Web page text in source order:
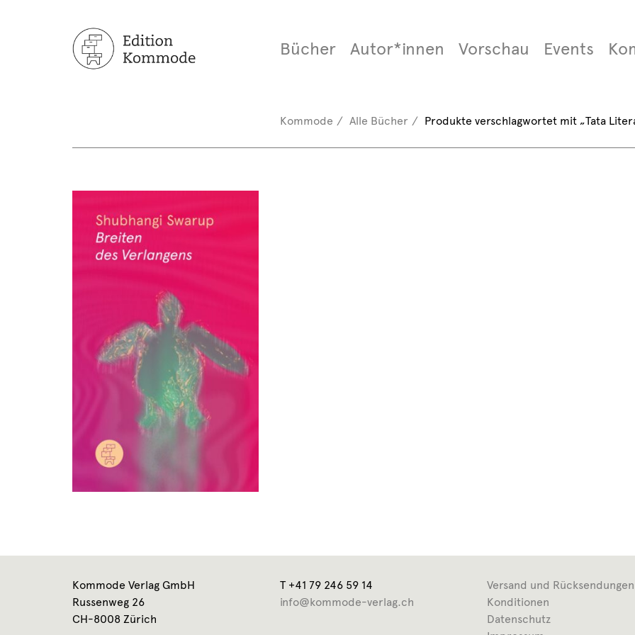
Bücher Autor*innen Vorschau Events
Kommode Alle Bücher Produkte verschlagwortet mit „Tata
Kommode Verlag GmbH
Russenweg 26
CH-8008 Zürich
T +41 79 246 59 14
info@kommode-verlag.ch
Versand und Rücksendungen
Konditionen
Datenschutz